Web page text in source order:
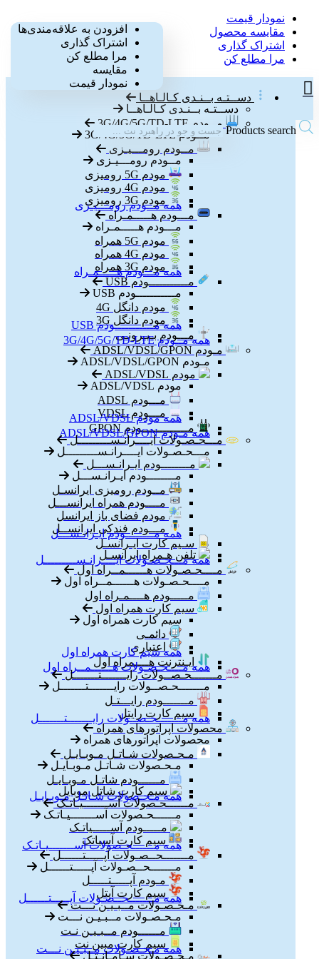
نمودار قیمت
مقایسه محصول
اشتراک گذاری
مرا مطلع کن
0
دســتـه بــنـدی کـالـاهــا
دســتـه بــنـدی کـالـاهــا
مــودم 3G/4G/5G/TD-LTE
مــودم 3G/4G/5G/TD-LTE
مــودم رومـــیـزی
مــودم رومـــیـزی
مودم 5G رومیزی
مودم 4G رومیزی
مودم 3G رومیزی
همه مــودم رومـــیـزی
مـــودم هـــــمـراه
مـــودم هـــــمـراه
مودم 5G همراه
مودم 4G همراه
مودم 3G همراه
همه مـــودم هـــــمـراه
مـــــــــــودم USB
مـــــــــــودم USB
مودم دانگل 4G
مودم دانگل 3G
همه مـــــــــــودم USB
مـــودم بـیـرونـی
همه مــودم 3G/4G/5G/TD-LTE
مـودم ADSL/VDSL/GPON
مـودم ADSL/VDSL/GPON
مودم ADSL/VDSL
مودم ADSL/VDSL
مـــودم ADSL
مـــودم VDSL
همه مودم ADSL/VDSL
مـــــــــــــودم GPON
همه مـودم ADSL/VDSL/GPON
مـــحـصـولات ایــــرانـســـــــــل
مـــحـصـولات ایــــرانـســـــــــل
مــــــــودم ایـرانـســـل
مــــــــودم ایـرانـســـل
مــودم رومیزی ایرانسـل
مــــودم همراه ایرانســـل
مودم فضای باز ایرانسل
مـــودم فندکی ایرانســل
همه مــــــــودم ایـرانـســـل
سـیم کارت ایـرانسـل
تلفن هـمراه ایرانسـل
همه مـــحـصـولات ایــــرانـســـــــــل
مــــحـصـولات هــــــمــراه اول
مــــحـصـولات هــــــمــراه اول
مـــــودم هــــمـراه اول
سیم کارت همراه اول
سیم کارت همراه اول
دائمـی
اعتباری
همه سیم کارت همراه اول
ایـنترنت هــــمراه اول
همه مــــحـصـولات هــــــمــراه اول
مـــــــحـصــولات رایـــــــتـــــــل
مـــــــحـصــولات رایـــــــتـــــــل
مـــــــودم رایـــتـل
سیم کارت رایتل
همه مـــــــحـصــولات رایـــــــتـــــــل
محصولات اپراتورهای همراه
محصولات اپراتورهای همراه
مـحـصولات شـاتـل مـوبـایـل
مـحـصولات شـاتـل مـوبـایـل
مــــــودم شاتـل مـوبـایـل
سیم کارت شاتل موبایل
همه مـحـصولات شـاتـل مـوبـایـل
مــــــحـصولات آســـــــیـاتـک
مــــــحـصولات آســـــــیـاتـک
مـــــودم آســـــیاتـک
سیم کارت آسیاتک
همه مــــــحـصولات آســـــــیـاتـک
مـــــــحــصـولات آپـــــتــــــل
مـــــــحــصـولات آپـــــتــــــل
مـودم آپـــــتـــــل
سیم کارت آپتل
همه مـــــــحــصـولات آپـــــتــــــل
مـحـصـولات مــبـیـن نـــت
مـحـصـولات مــبـیـن نـــت
مــــــودم مــبـیـن نـت
سیم کارت مبین نت
همه مـحـصـولات مــبـیـن نـــت
مـحـصـولات سـامـانـتـل
Products search
افزودن به علاقه‌مندی‌ها
اشتراک گذاری
مرا مطلع کن
مقایسه
نمودار قیمت